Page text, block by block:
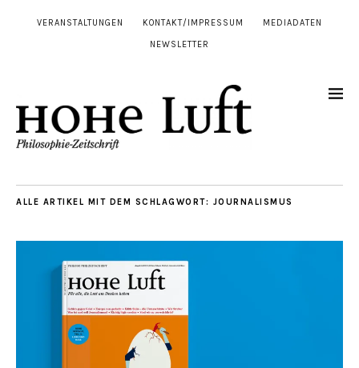
VERANSTALTUNGEN KONTAKT/IMPRESSUM MEDIADATEN
NEWSLETTER
ALLE ARTIKEL MIT DEM SCHLAGWORT: JOURNALISMUS